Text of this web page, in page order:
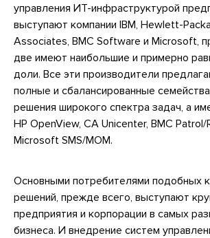
управления ИТ-инфраструктурой
выступают компании IBM, Hewlett-
Associates, BMC Software и Microsoft,
две имеют наибольшие и примерно
доли. Все эти производители
полные и сбалансированные
решения широкого спектра задач, а
HP OpenView, CA Unicenter, BMC Patrol/
Microsoft SMS/MOM.
Основными потребителями подобных
решений, прежде всего, выступают
предприятия и корпорации в самых
бизнеса. И внедрение систем